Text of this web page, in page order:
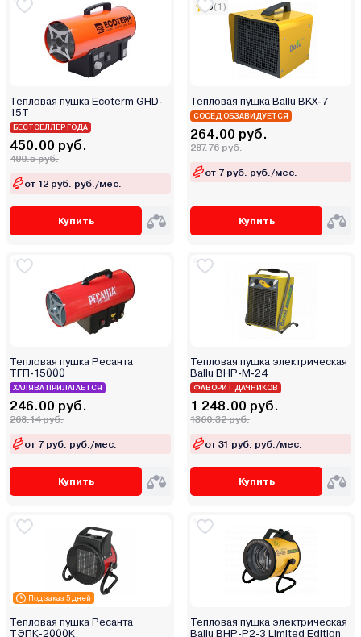
Тепловая пушка Ecoterm GHD-
15T
БЕСТСЕЛЛЕР ГОДА
450.00 руб.
490.5 руб.
от 12 руб. руб./мес.
Купить
5(1)
Тепловая пушка Ballu BKX-7
СОСЕД ОБЗАВИДУЕТСЯ
264.00 руб.
287.76 руб.
от 7 руб. руб./мес.
Купить
Тепловая пушка Ресанта
ТГП-15000
ХАЛЯВА ПРИЛАГАЕТСЯ
246.00 руб.
268.14 руб.
от 7 руб. руб./мес.
Купить
Тепловая пушка электрическая
Ballu BHP-M-24
ФАВОРИТ ДАЧНИКОВ
1 248.00 руб.
1360.32 руб.
от 31 руб. руб./мес.
Купить
Под заказ 5 дней
Тепловая пушка Ресанта
ТЭПК-2000К
Тепловая пушка электрическая
Ballu BHP-P2-3 Limited Edition